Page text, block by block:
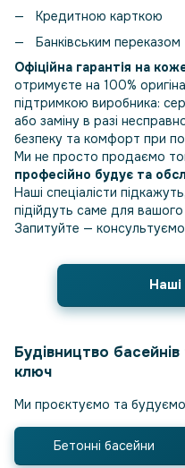
Кредитною карткою
Банківським переказом
Офіційна гарантія на
отримуєте на 100%
підтримкою виробника:
або заміну в разі
безпеку та комфорт при
Ми не просто продаємо
професійно будує та
Наші спеціалісти
підійдуть саме для
Запитуйте —
Будівництво
ключ
Ми проєктуємо та будуємо
Бетонні басейни